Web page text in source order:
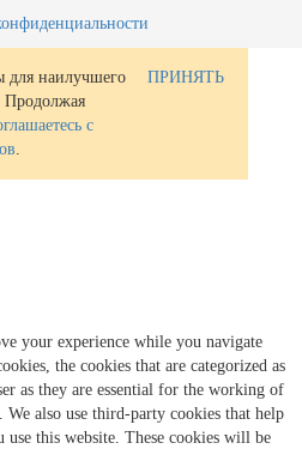
для наилучшего
Продолжая
с
.
ПРИНЯТЬ
your experience while you navigate
the cookies that are categorized as
as they are essential for the working of
also use third-party cookies that help
use this website. These cookies will be